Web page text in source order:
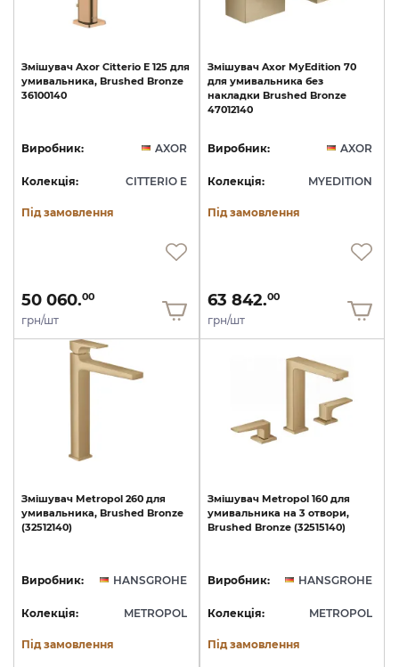
Змішувач Axor Citterio E 125 для
умивальника, Brushed Bronze
36100140
Виробник: AXOR
Колекція: CITTERIO E
Під замовлення
50 060.00
грн/шт
Змішувач Axor MyEdition 70
для умивальника без
накладки Brushed Bronze
47012140
Виробник: AXOR
Колекція: MYEDITION
Під замовлення
63 842.00
грн/шт
Змішувач Metropol 260 для
умивальника, Brushed Bronze
(32512140)
Виробник: HANSGROHE
Колекція: METROPOL
Під замовлення
Змішувач Metropol 160 для
умивальника на 3 отвори,
Brushed Bronze (32515140)
Виробник: HANSGROHE
Колекція: METROPOL
Під замовлення